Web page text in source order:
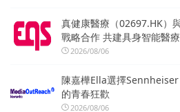
真健康醫療（02697.HK）
戰略合作 共建具身智能醫
2026/08/06
陳嘉樺Ella選擇
的青春狂歡
2026/08/06